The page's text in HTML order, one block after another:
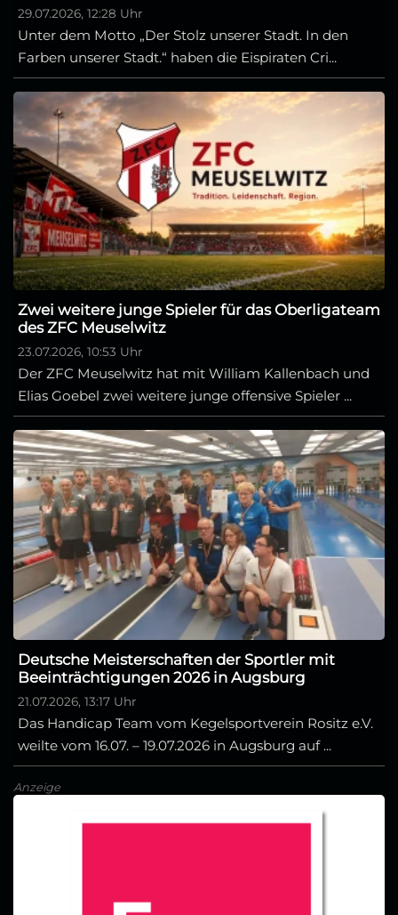
29.07.2026, 12:28 Uhr
Unter dem Motto „Der Stolz unserer Stadt. In den
Farben unserer Stadt.“ haben die Eispiraten Cri...
Zwei weitere junge Spieler für das Oberligateam
des ZFC Meuselwitz
23.07.2026, 10:53 Uhr
Der ZFC Meuselwitz hat mit William Kallenbach und
Elias Goebel zwei weitere junge offensive Spieler ...
Deutsche Meisterschaften der Sportler mit
Beeinträchtigungen 2026 in Augsburg
21.07.2026, 13:17 Uhr
Das Handicap Team vom Kegelsportverein Rositz e.V.
weilte vom 16.07. – 19.07.2026 in Augsburg auf ...
Anzeige